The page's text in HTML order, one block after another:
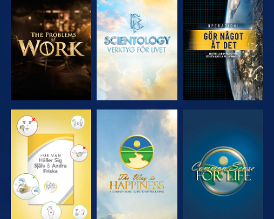
UTFORSKA
SERIEN
UTFORSKA
SERIEN
TITTA
TITTA TITTA TITTA